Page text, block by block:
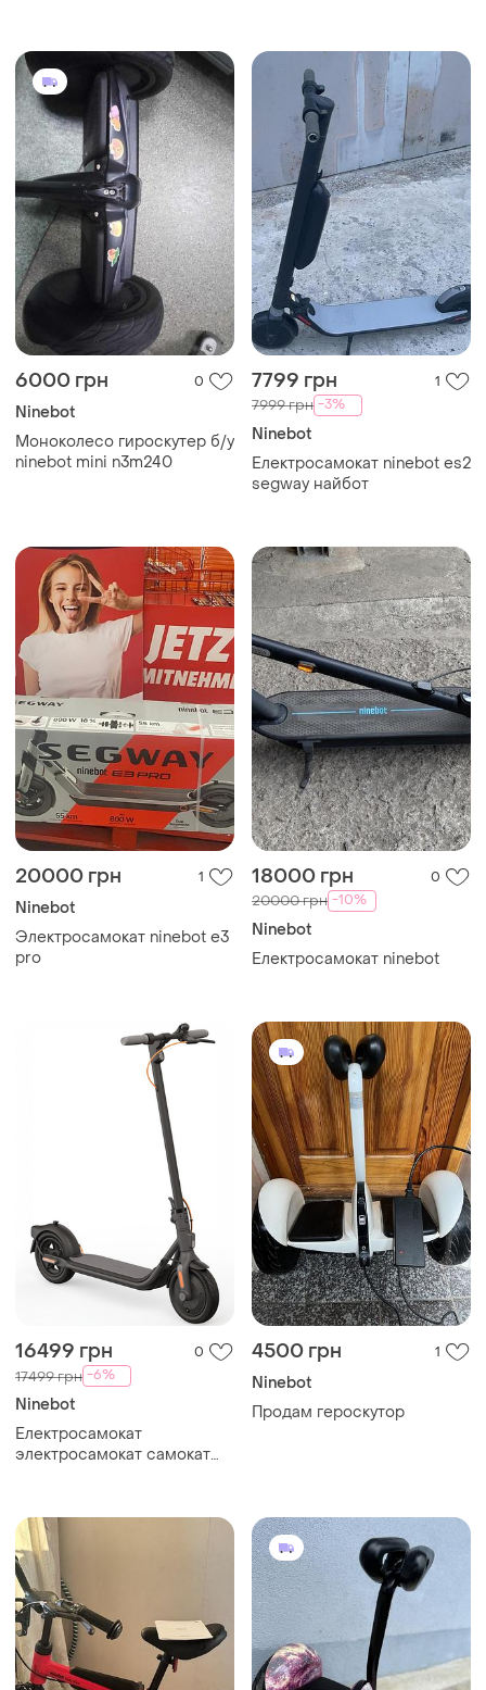
6000 грн 0
Ninebot
Моноколесо гироскутер б/у
ninebot mini n3m240
7799 грн 1
7999 грн -3%
Ninebot
Електросамокат ninebot es2
segway найбот
20000 грн 1
Ninebot
Электросамокат ninebot e3
pro
18000 грн 0
20000 грн -10%
Ninebot
Електросамокат ninebot
16499 грн 0
17499 грн -6%
Ninebot
Електросамокат
электросамокат самокат
4500 грн 1
Ninebot
Продам героскутор